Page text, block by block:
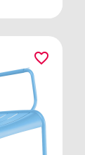
favorite_border